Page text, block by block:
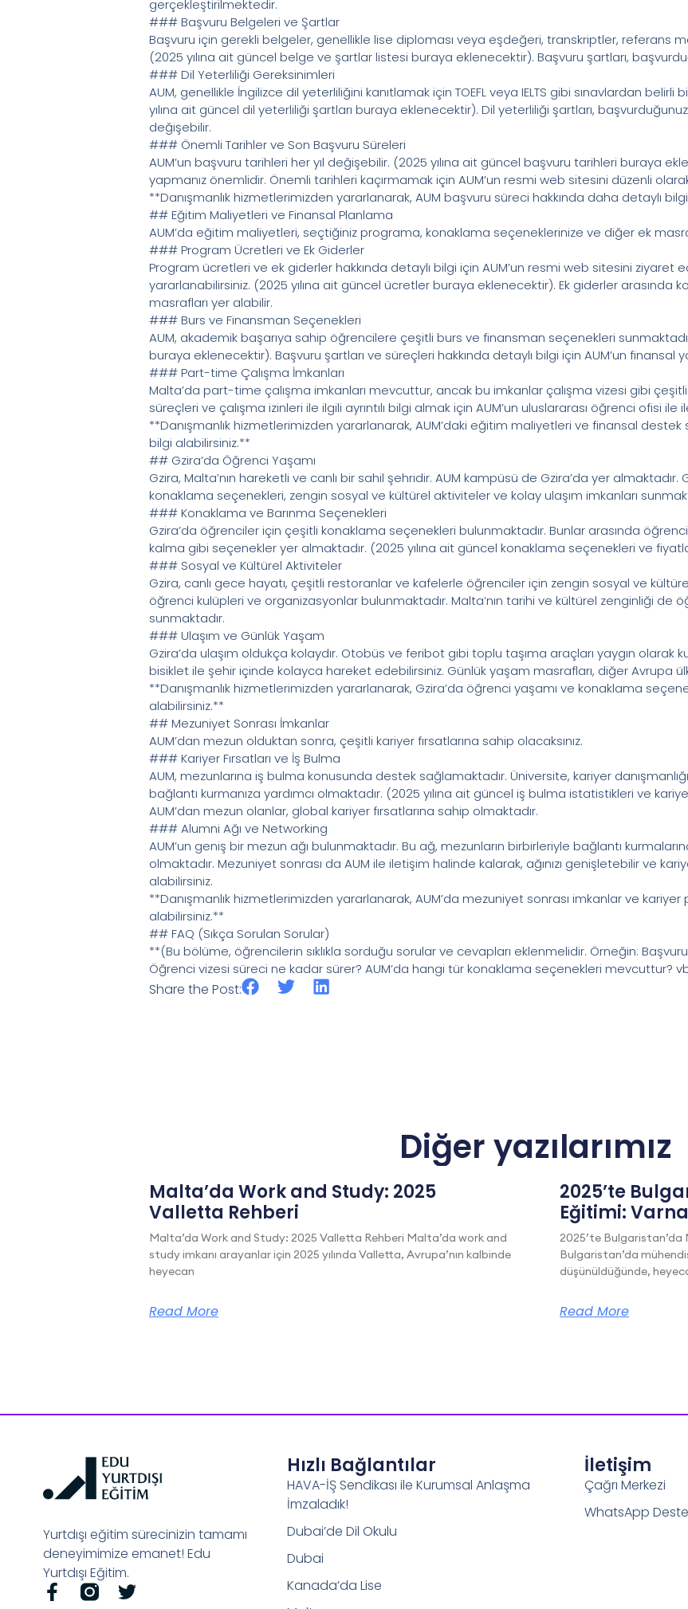
gerçekleştirilmektedir.
### Başvuru Belgeleri ve Şartlar
Başvuru için gerekli belgeler, genellikle lise diploması veya eşdeğeri, transkriptler, referans
(2025 yılına ait güncel belge ve şartlar listesi buraya eklenecektir). Başvuru şartları,
### Dil Yeterliliği Gereksinimleri
AUM, genellikle İngilizce dil yeterliliğini kanıtlamak için TOEFL veya IELTS gibi sınavlardan
yılına ait güncel dil yeterliliği şartları buraya eklenecektir). Dil yeterliliği şartları,
değişebilir.
### Önemli Tarihler ve Son Başvuru Süreleri
AUM’un başvuru tarihleri her yıl değişebilir. (2025 yılına ait güncel başvuru tarihleri buraya
yapmanız önemlidir. Önemli tarihleri kaçırmamak için AUM’un resmi web sitesini düzenli
**Danışmanlık hizmetlerimizden yararlanarak, AUM başvuru süreci hakkında daha detaylı
## Eğitim Maliyetleri ve Finansal Planlama
AUM’da eğitim maliyetleri, seçtiğiniz programa, konaklama seçeneklerinize ve diğer ek
### Program Ücretleri ve Ek Giderler
Program ücretleri ve ek giderler hakkında detaylı bilgi için AUM’un resmi web sitesini ziyaret
yararlanabilirsiniz. (2025 yılına ait güncel ücretler buraya eklenecektir). Ek giderler arasında
masrafları yer alabilir.
### Burs ve Finansman Seçenekleri
AUM, akademik başarıya sahip öğrencilere çeşitli burs ve finansman seçenekleri
buraya eklenecektir). Başvuru şartları ve süreçleri hakkında detaylı bilgi için AUM’un finansal
### Part-time Çalışma İmkanları
Malta’da part-time çalışma imkanları mevcuttur, ancak bu imkanlar çalışma vizesi gibi
süreçleri ve çalışma izinleri ile ilgili ayrıntılı bilgi almak için AUM’un uluslararası öğrenci ofisi
**Danışmanlık hizmetlerimizden yararlanarak, AUM’daki eğitim maliyetleri ve finansal destek
bilgi alabilirsiniz.**
## Gzira’da Öğrenci Yaşamı
Gzira, Malta’nın hareketli ve canlı bir sahil şehridir. AUM kampüsü de Gzira’da yer
konaklama seçenekleri, zengin sosyal ve kültürel aktiviteler ve kolay ulaşım imkanları
### Konaklama ve Barınma Seçenekleri
Gzira’da öğrenciler için çeşitli konaklama seçenekleri bulunmaktadır. Bunlar arasında öğrenci
kalma gibi seçenekler yer almaktadır. (2025 yılına ait güncel konaklama seçenekleri ve
### Sosyal ve Kültürel Aktiviteler
Gzira, canlı gece hayatı, çeşitli restoranlar ve kafelerle öğrenciler için zengin sosyal ve
öğrenci kulüpleri ve organizasyonlar bulunmaktadır. Malta’nın tarihi ve kültürel zenginliği de
sunmaktadır.
### Ulaşım ve Günlük Yaşam
Gzira’da ulaşım oldukça kolaydır. Otobüs ve feribot gibi toplu taşıma araçları yaygın olarak
bisiklet ile şehir içinde kolayca hareket edebilirsiniz. Günlük yaşam masrafları, diğer Avrupa
**Danışmanlık hizmetlerimizden yararlanarak, Gzira’da öğrenci yaşamı ve konaklama
alabilirsiniz.**
## Mezuniyet Sonrası İmkanlar
AUM’dan mezun olduktan sonra, çeşitli kariyer fırsatlarına sahip olacaksınız.
### Kariyer Fırsatları ve İş Bulma
AUM, mezunlarına iş bulma konusunda destek sağlamaktadır. Üniversite, kariyer
bağlantı kurmanıza yardımcı olmaktadır. (2025 yılına ait güncel iş bulma istatistikleri ve
AUM’dan mezun olanlar, global kariyer fırsatlarına sahip olmaktadır.
### Alumni Ağı ve Networking
AUM’un geniş bir mezun ağı bulunmaktadır. Bu ağ, mezunların birbirleriyle bağlantı
olmaktadır. Mezuniyet sonrası da AUM ile iletişim halinde kalarak, ağınızı genişletebilir ve
alabilirsiniz.
**Danışmanlık hizmetlerimizden yararlanarak, AUM’da mezuniyet sonrası imkanlar ve kariyer
alabilirsiniz.**
## FAQ (Sıkça Sorulan Sorular)
**(Bu bölüme, öğrencilerin sıklıkla sorduğu sorular ve cevapları eklenmelidir. Örneğin:
Öğrenci vizesi süreci ne kadar sürer? AUM’da hangi tür konaklama seçenekleri mevcuttur?
Share the Post:
Diğer yazılarımız
Malta’da Work and Study: 2025
Valletta Rehberi
Malta’da Work and Study: 2025 Valletta Rehberi Malta’da work and
study imkanı arayanlar için 2025 yılında Valletta, Avrupa’nın kalbinde
heyecan
Read More
2025’te
Eğitimi:
2025’te Bulgaristan’da
Bulgaristan’da
düşünüldüğünde,
Read More
Yurtdışı eğitim sürecinizin tamamı
deneyimimize emanet! Edu
Yurtdışı Eğitim.
Hızlı Bağlantılar
HAVA-İŞ Sendikası ile Kurumsal Anlaşma
İmzaladık!
Dubai’de Dil Okulu
Dubai
Kanada’da Lise
İletişim
Çağrı Merkezi
WhatsApp